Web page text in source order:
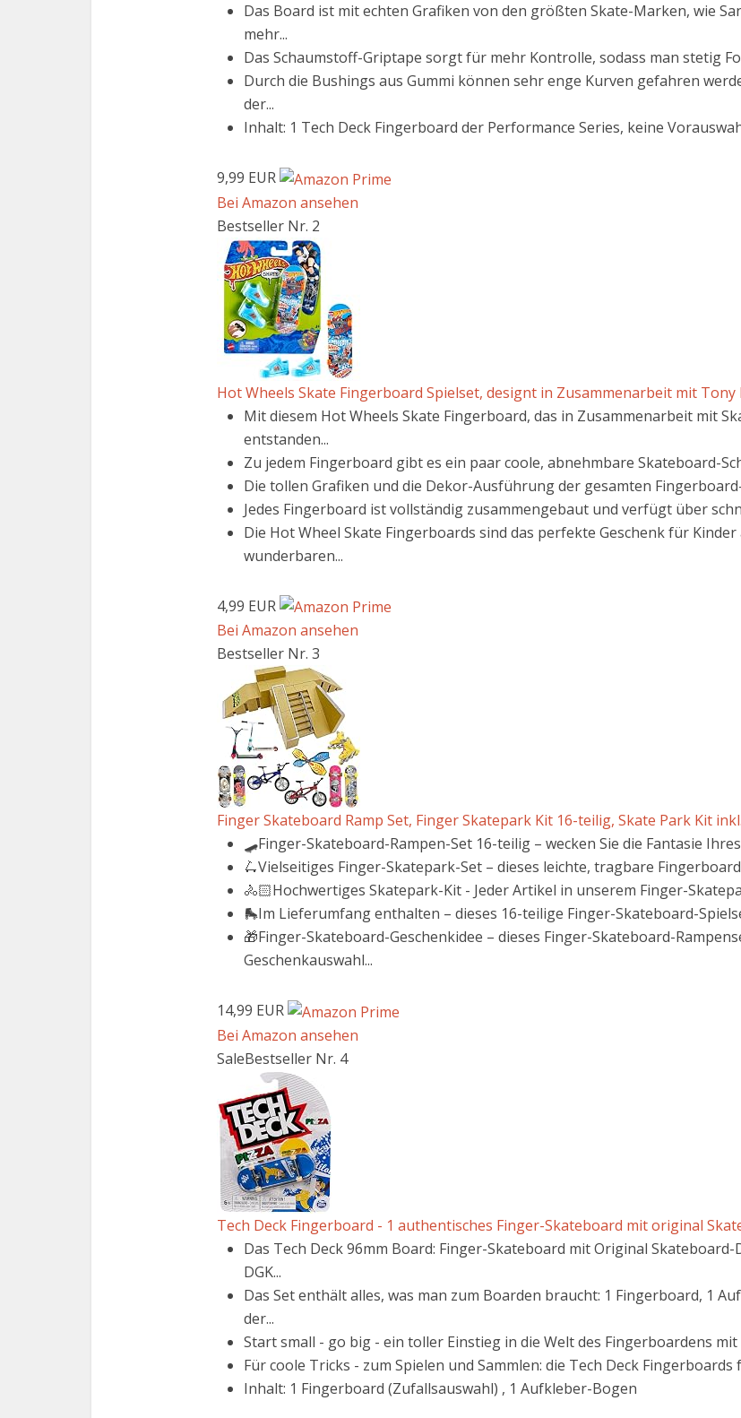
Das Board ist mit echten Grafiken von den größten Skate-Marken, wie
mehr...
Das Schaumstoff-Griptape sorgt für mehr Kontrolle, sodass man stetig
Durch die Bushings aus Gummi können sehr enge Kurven gefahren
der...
Inhalt: 1 Tech Deck Fingerboard der Performance Series, keine
9,99 EUR
Bei Amazon ansehen
Bestseller Nr. 2
Hot Wheels Skate Fingerboard Spielset, designt in Zusammenarbeit mit Tony
Mit diesem Hot Wheels Skate Fingerboard, das in Zusammenarbeit mit
entstanden...
Zu jedem Fingerboard gibt es ein paar coole, abnehmbare Skateboard-
Die tollen Grafiken und die Dekor-Ausführung der gesamten
Jedes Fingerboard ist vollständig zusammengebaut und verfügt über
Die Hot Wheel Skate Fingerboards sind das perfekte Geschenk für
wunderbaren...
4,99 EUR
Bei Amazon ansehen
Bestseller Nr. 3
Finger Skateboard Ramp Set, Finger Skatepark Kit 16-teilig, Skate Park Kit
🛹Finger-Skateboard-Rampen-Set 16-teilig – wecken Sie die Fantasie
🛴Vielseitiges Finger-Skatepark-Set – dieses leichte, tragbare
🚴🏻Hochwertiges Skatepark-Kit - Jeder Artikel in unserem Finger-
🛼Im Lieferumfang enthalten – dieses 16-teilige Finger-Skateboard-
🎁Finger-Skateboard-Geschenkidee – dieses Finger-Skateboard-
Geschenkauswahl...
14,99 EUR
Bei Amazon ansehen
SaleBestseller Nr. 4
Tech Deck Fingerboard - 1 authentisches Finger-Skateboard mit original
Das Tech Deck 96mm Board: Finger-Skateboard mit Original Skateboard-
DGK...
Das Set enthält alles, was man zum Boarden braucht: 1 Fingerboard, 1
der...
Start small - go big - ein toller Einstieg in die Welt des Fingerboardens
Für coole Tricks - zum Spielen und Sammlen: die Tech Deck
Inhalt: 1 Fingerboard (Zufallsauswahl) , 1 Aufkleber-Bogen